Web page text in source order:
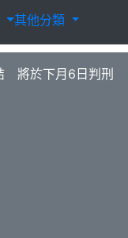
其他分類